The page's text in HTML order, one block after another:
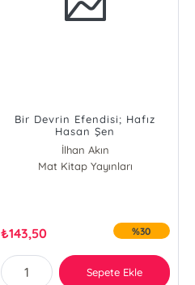
Bir Devrin Efendisi; Hafız
Hasan Şen
İlhan Akın
Mat Kitap Yayınları
₺143,50 %30
Sepete Ekle